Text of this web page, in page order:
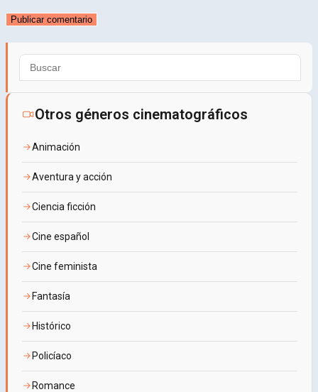
usuario
comentar
electrónico
comentar
tu
(opcional)
Otros géneros cinematográficos
Animación
Aventura y acción
Ciencia ficción
Cine español
Cine feminista
Fantasía
Histórico
Policíaco
Romance